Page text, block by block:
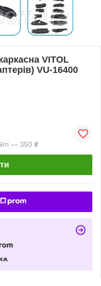
VITOL
VU-16400
— 350 ₴